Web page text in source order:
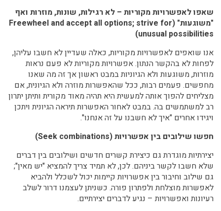
שאפו לאפשרויות מקוריות – לא רגילות, שונות, מוזרות ואף
"משוגעות" (Freewheel and accept all options; strive for
unusual possibilities)
אנו שואפים לאפשרויות מקוריות, כאלה שעדיין לא חשבו עליהן,
לפחות לא בהקשר הנתון. אפשרויות מקוריות לא פעם נראות
מוזרות, משוגעות ולא הגיוניות במבט ראשון אך זה מה שאנו
מחפשים. פעמים רבות, ככל שהאפשרות מוזרה ולא הגיונית, אם
מצליחים להפוך אותה למעשית היא תהיה מאוד מקורית ותיתן יתרון
רב למשתמשים בה. במבט לאחור האפשרות תיראה הגיונית ויתכן
ויגידו אחרים "איך לא חשבנו על זה אנחנו".
חפשו שילובים בין אפשרויות (Seek combinations)
יצירתיות מוגדרת גם כיצירת קשרים חדשים ושילובים בין דברים
שלא חשבו לקשר ביניהם. לכן, לא תמיד צריך להמציא "יש מאין";
גם שילוב וחיבור בין אפשרויות קיימות יכול לשכלל ולהביא
לאפשרות מוצלחת ולפתרון פורה. כשניתן לעצמנו דרור לשלב
רעיונות ואפשרויות – נגיע לדברים יצירתיים.